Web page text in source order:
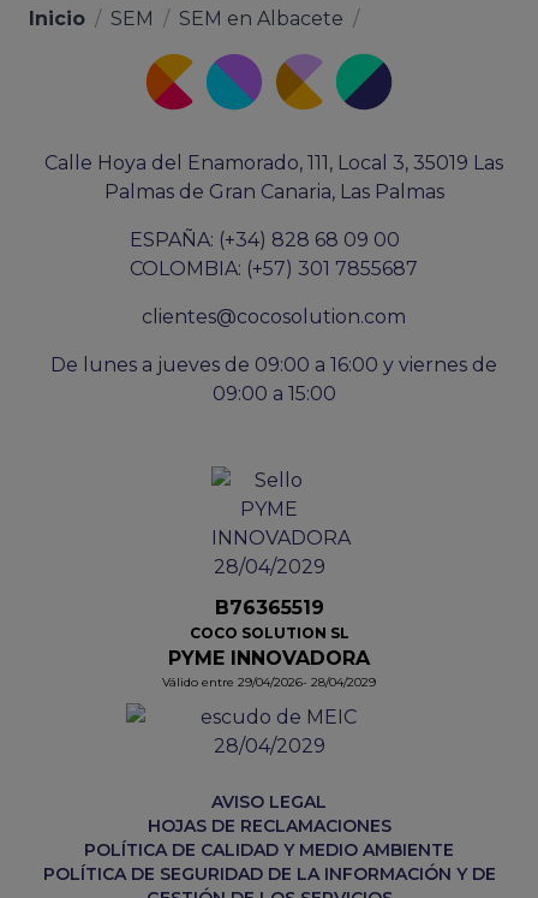
Inicio / SEM / SEM en Albacete /
Calle Hoya del Enamorado, 111, Local 3, 35019 Las
Palmas de Gran Canaria, Las Palmas
ESPAÑA: (+34) 828 68 09 00
COLOMBIA: (+57) 301 7855687
clientes@cocosolution.com
De lunes a jueves de 09:00 a 16:00 y viernes de
09:00 a 15:00
B76365519
COCO SOLUTION SL
PYME INNOVADORA
Válido entre 29/04/2026- 28/04/2029
AVISO LEGAL
HOJAS DE RECLAMACIONES
POLÍTICA DE CALIDAD Y MEDIO AMBIENTE
POLÍTICA DE SEGURIDAD DE LA INFORMACIÓN Y DE